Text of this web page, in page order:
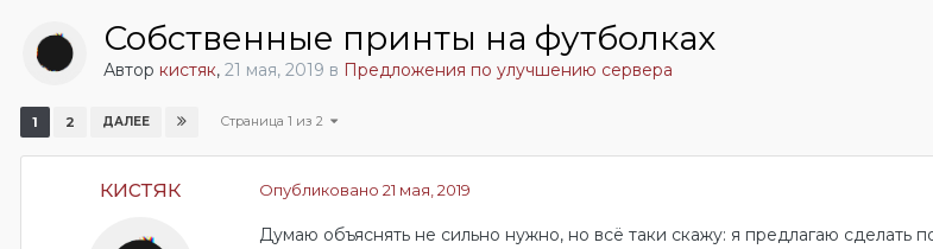
Собственные принты на футболках
Автор кистяк, 21 мая, 2019 в Предложения по улучшению сервера
1 2 ДАЛЕЕ Страница 1 из 2
кистяк Опубликовано 21 мая, 2019
Думаю объяснять не сильно нужно, но всё таки скажу: я предлагаю сделать